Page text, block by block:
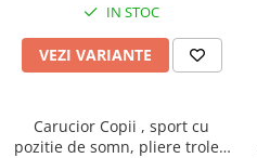
IN STOC
VEZI VARIANTE
Carucior Copii , sport cu
pozitie de somn, pliere troler,